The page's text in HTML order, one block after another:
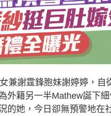
兼謝霆鋒胞妹謝婷婷，
外籍另一半Mathew誕下
的她，今日卻無預警地在